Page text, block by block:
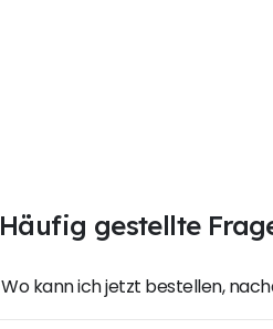
Häufig gestellte
Wo kann ich jetzt bestellen,